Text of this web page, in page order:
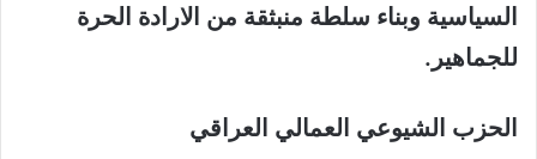
السياسية وبناء سلطة منبثقة من الارادة الحرة
للجماهير.
الحزب الشيوعي العمالي العراقي